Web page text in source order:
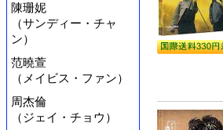
陳珊妮
（サンディー・チャ
ン）
范曉萱
（メイビス・ファン）
周杰倫
（ジェイ・チョウ）